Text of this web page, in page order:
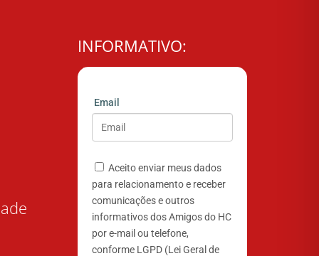
INFORMATIVO:
Email
Aceito enviar meus dados
para relacionamento e receber
comunicações e outros
informativos dos Amigos do HC
por e-mail ou telefone,
conforme LGPD (Lei Geral de